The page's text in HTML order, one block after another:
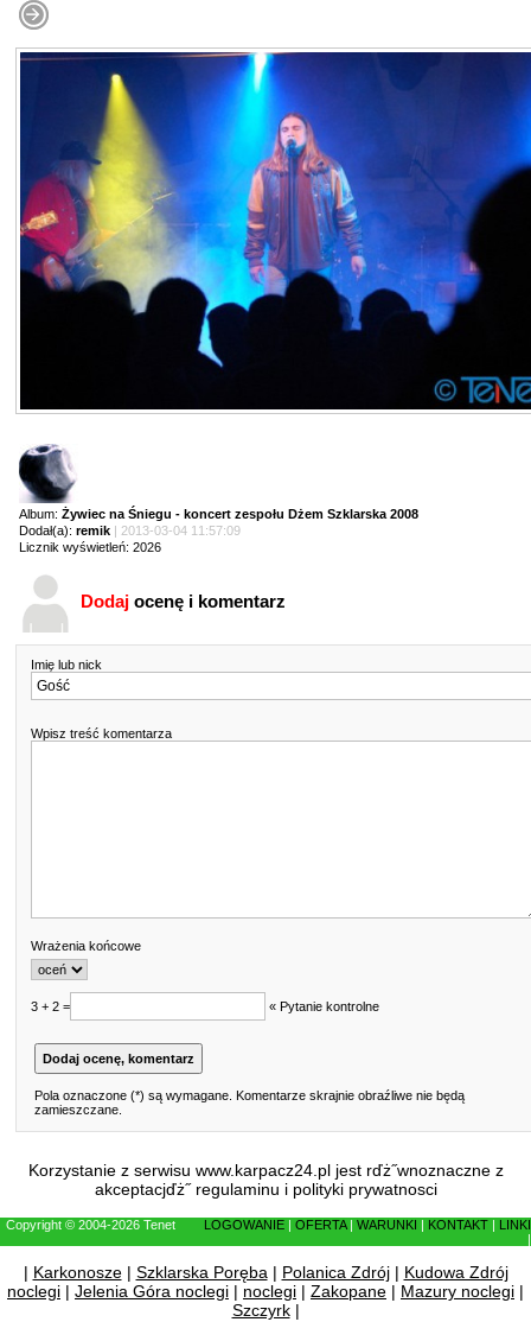
Album: Żywiec na Śniegu - koncert zespołu Dżem Szklarska 2008
Dodał(a): remik
| 2013-03-04 11:57:09
Licznik wyświetleń: 2026
Dodaj ocenę i komentarz
Imię lub nick
Wpisz treść komentarza
Wrażenia końcowe
3 + 2 = « Pytanie kontrolne
Pola oznaczone (*) są wymagane. Komentarze skrajnie obraźliwe nie będą
zamieszczane.
Korzystanie z serwisu www.karpacz24.pl jest rďż˝wnoznaczne z
akceptacjďż˝ regulaminu i polityki prywatnosci
Copyright © 2004-2026 Tenet LOGOWANIE OFERTA| WARUNKI KONTAKT
LINKI
| Karkonosze| Szklarska Poręba| Polanica Zdrój| Kudowa Zdrój
noclegi | Jelenia Góra noclegi | noclegi | Zakopane | Mazury noclegi |
Szczyrk|